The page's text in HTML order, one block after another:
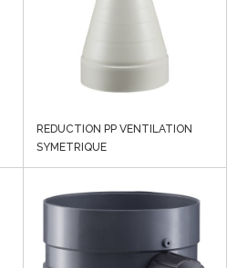
REDUCTION PP VENTILATION
SYMETRIQUE